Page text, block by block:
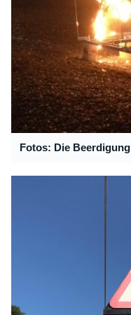
Fotos: Die